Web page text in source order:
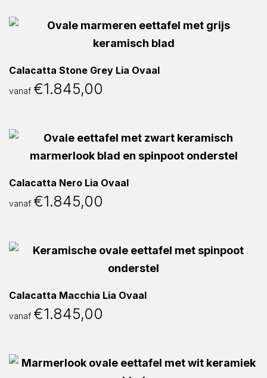
Calacatta Stone Grey Lia Ovaal
vanaf €1.845,00
Calacatta Nero Lia Ovaal
vanaf €1.845,00
Calacatta Macchia Lia Ovaal
vanaf €1.845,00